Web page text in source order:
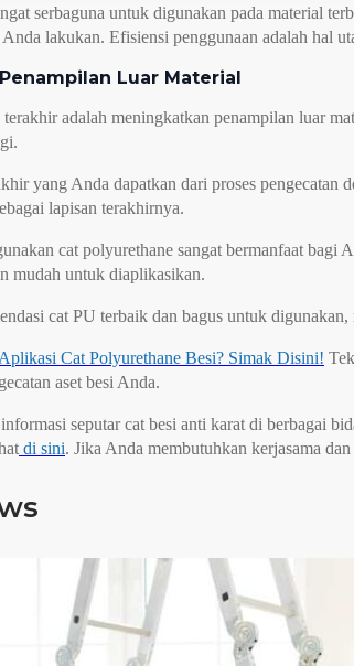
serbaguna untuk digunakan pada material
lakukan. Efisiensi penggunaan adalah hal
Luar Material
adalah meningkatkan penampilan luar
yang Anda dapatkan dari proses
lapisan terakhirnya.
cat polyurethane sangat bermanfaat bagi
mudah untuk diaplikasikan.
cat PU terbaik dan bagus untuk
Cat Polyurethane Besi? Simak Disini!
aset besi Anda.
seputar cat besi anti karat di berbagai
di sini. Jika Anda membutuhkan kerjasama